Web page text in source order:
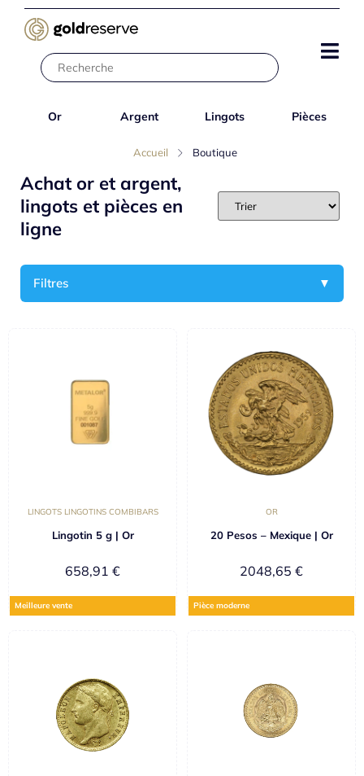
Or Argent Lingots Pièces
Accueil Boutique
Achat or et argent,
lingots et pièces en
ligne
Filtres ▼
LINGOTS LINGOTINS COMBIBARS
Lingotin 5 g | Or
658,91 €
Meilleure vente
OR
20 Pesos – Mexique | Or
2048,65 €
Pièce moderne